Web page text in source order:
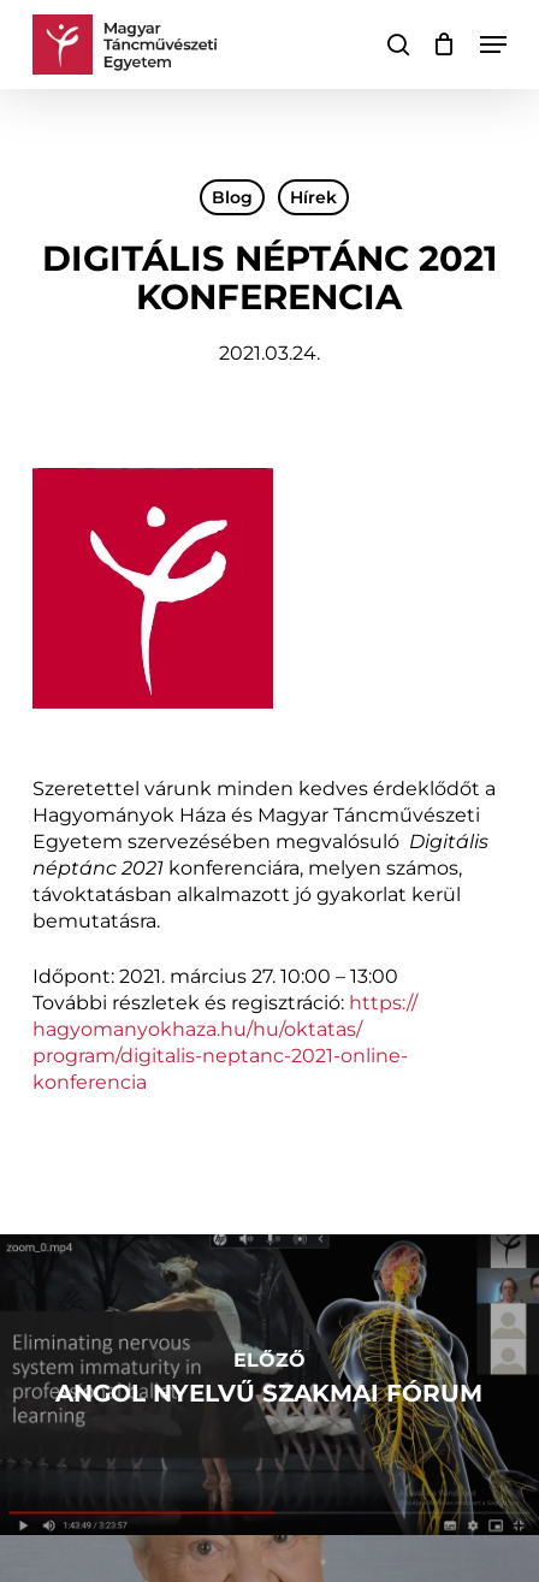
Skip
keresés
Kosár Kosár
Blog Hírek
DIGITÁLIS NÉPTÁNC 2021
KONFERENCIA
2021.03.24.
Szeretettel várunk minden kedves érdeklődőt a
Hagyományok Háza és Magyar Táncművészeti
Egyetem szervezésében megvalósuló Digitális
néptánc 2021 konferenciára, melyen számos,
távoktatásban alkalmazott jó gyakorlat kerül
bemutatásra.
Időpont: 2021. március 27. 10:00 – 13:00
További részletek és regisztráció: https://
hagyomanyokhaza.hu/hu/oktatas/
program/digitalis-neptanc-2021-online-
konferencia
ELŐZŐ
ANGOL NYELVŰ SZAKMAI FÓRUM